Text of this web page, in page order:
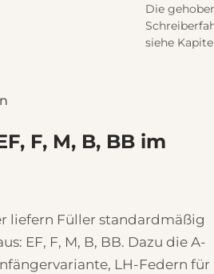
Die
siehe
F, M, B, BB im
liefern Füller standardmäßig
EF, F, M, B, BB. Dazu die A-
LH-Federn für